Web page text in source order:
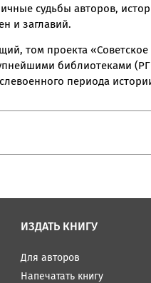
судьбы авторов,
и заглавий.
том проекта
библиотеками
периода
ИЗДАТЬ КНИГУ
Для авторов
Напечатать книгу